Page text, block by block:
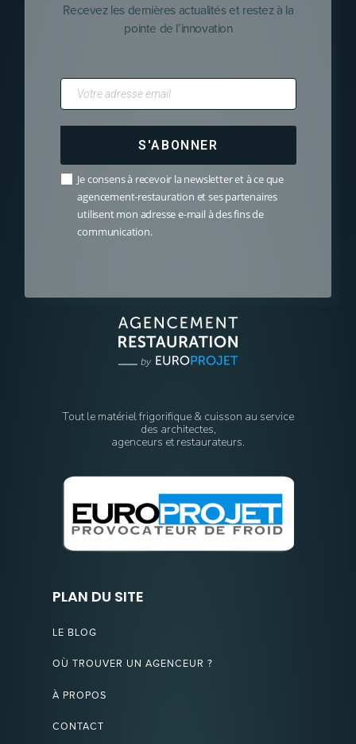
Recevez les dernières actualités et restez à la
pointe de l’innovation
S'ABONNER
Je consens à recevoir la newsletter et à ce que
agencement-restauration et ses partenaires
utilisent mon adresse e-mail à des fins de
communication.
Tout le matériel frigorifique & cuisson au service
des architectes,
agenceurs et restaurateurs.
PLAN DU SITE
LE BLOG
OÙ TROUVER UN AGENCEUR ?
À PROPOS
CONTACT